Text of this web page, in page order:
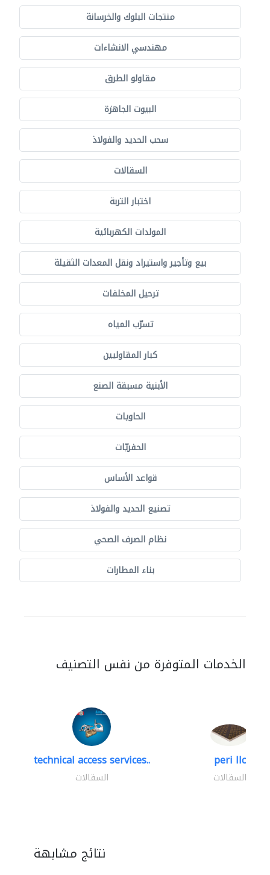
منتجات البلوك والخرسانة
مهندسي الانشاءات
مقاولو الطرق
البيوت الجاهزة
سحب الحديد والفولاذ
السقالات
اختبار التربة
المولدات الكهربائية
بيع وتأجير واستيراد ونقل المعدات الثقيلة
ترحيل المخلفات
تسرّب المياه
كبار المقاوليين
الأبنية مسبقة الصنع
الحاويات
الحفريّات
قواعد الأساس
تصنيع الحديد والفولاذ
نظام الصرف الصحي
بناء المطارات
الخدمات المتوفرة من نفس التصنيف
technical access services..
السقالات
peri llc
السقالات
نتائج مشابهة